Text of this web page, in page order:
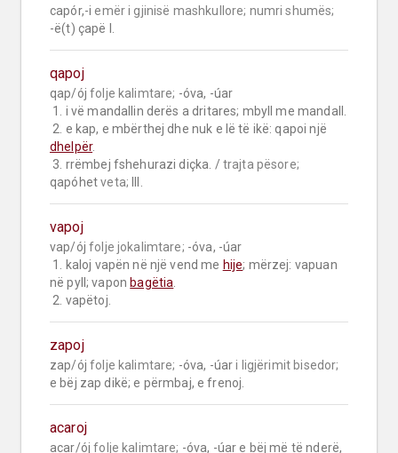
capór,-i emër i gjinisë mashkullore; numri shumës;
-ë(t) çapë I.
qapoj
qap/ój folje kalimtare; -óva, -úar
dhelpër.
3. rrëmbej fshehurazi diçka. / trajta pësore;
qapóhet veta;
vapoj
vap/ój folje jokalimtare; -óva, -úar
1. kaloj vapën në një vend me hije; mërzej: vapuan
në pyll; vapon bagëtia
2. vapëtoj.
zapoj
zap/ój folje kalimtare; -óva, -úar i ligjërimit bisedor;
e bëj zap dikë; e përmbaj, e frenoj.
acaroj
acar/ój folje kalimtare; -óva, -úar e bëj më të nderë,